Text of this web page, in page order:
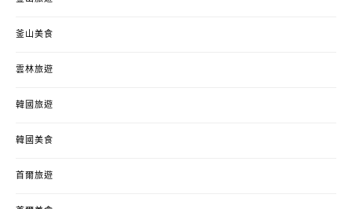
釜山美食
雲林旅遊
韓國旅遊
韓國美食
首爾旅遊